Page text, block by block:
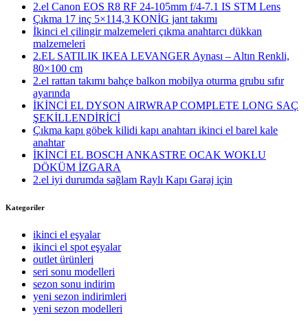
2.el Canon EOS R8 RF 24-105mm f/4-7.1 IS STM Lens
Çıkma 17 inç 5×114,3 KONİG jant takımı
İkinci el çilingir malzemeleri çıkma anahtarcı dükkan
malzemeleri
2.EL SATILIK IKEA LEVANGER Aynası – Altın Renkli,
80×100 cm
2.el rattan takımı bahçe balkon mobilya oturma grubu sıfır
ayarında
İKİNCİ EL DYSON AIRWRAP COMPLETE LONG SAÇ
ŞEKİLLENDİRİCİ
Çıkma kapı göbek kilidi kapı anahtarı ikinci el barel kale
anahtar
İKİNCİ EL BOSCH ANKASTRE OCAK WOKLU
DÖKÜM İZGARA
2.el iyi durumda sağlam Raylı Kapı Garaj için
Kategoriler
ikinci el eşyalar
ikinci el spot eşyalar
outlet ürünleri
seri sonu modelleri
sezon sonu indirim
yeni sezon indirimleri
yeni sezon modelleri